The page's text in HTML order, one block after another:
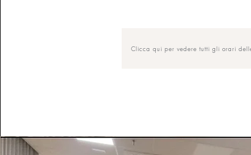
Clicca qui per vedere tutti gli orari